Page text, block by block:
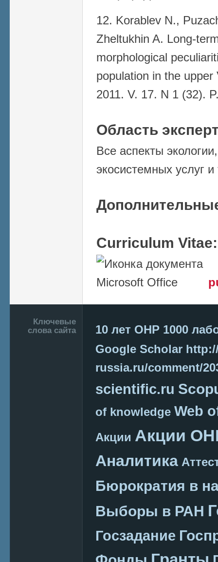
12. Korablev N.,
Zheltukhin A. Long-
morphological
population in the
2011. V. 17. N 1
Область
Все аспекты
экосистемных услуг и
Curriculum
Подвал
Ключевые
слова сайта
10 лет ОНР 1000
Google Scholar
russia.ru/comment/
scientific.ru
of knowledge Web
Акции Акции
Аналитика
Бюрократия в
Выборы в РАН
Госзадание